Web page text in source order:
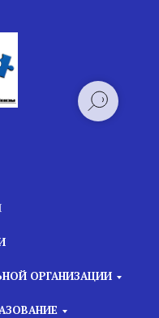
ОРГАНИЗАЦИИ